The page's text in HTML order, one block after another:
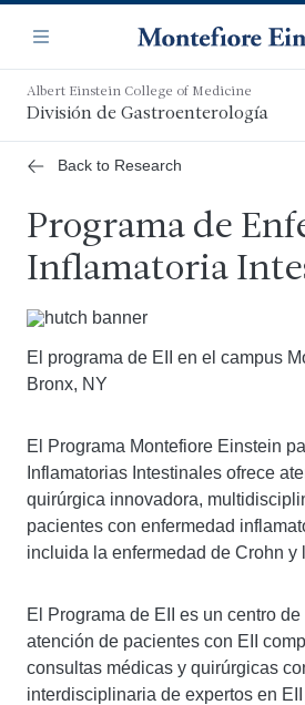
contenido
principal
Navegación
Menú
Albert Einstein College of Medicine
División de Gastroenterología
Back to Research
Programa de
Inflamatoria
El programa de EII en el campus
Bronx, NY
El Programa Montefiore Einstein
Inflamatorias Intestinales ofrece
quirúrgica innovadora,
pacientes con enfermedad
incluida la enfermedad de Crohn y
El Programa de EII es un centro
atención de pacientes con EII
consultas médicas y quirúrgicas
interdisciplinaria de expertos en